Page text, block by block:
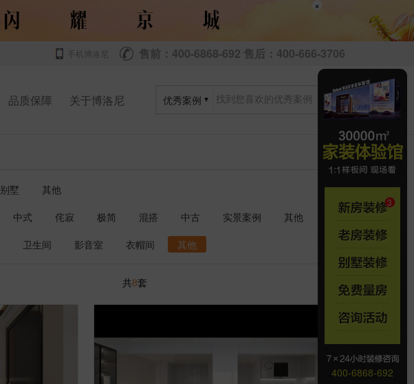
×
手机博洛尼 售前：400-6868-692 售后：400-666-3706
品质保障 关于博洛尼 优秀案例
别墅
其他
中式 侘寂 极简 混搭 中古 实景案例
其他
卫生间 影音室 衣帽间 其他
共8套 1
400-6868-692